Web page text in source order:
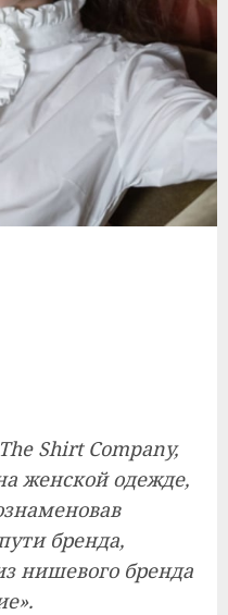
Shirt Company,
женской одежде,
бренда,
нишевого бренда